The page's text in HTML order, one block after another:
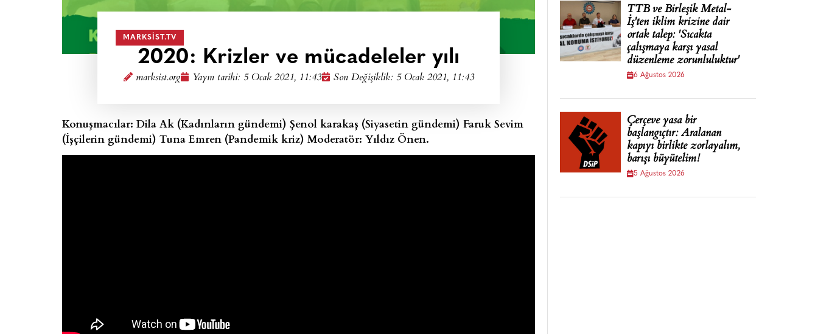
MARKSIST.TV
2020: Krizler ve mücadeleler yılı
marksist.org Yayın tarihi: 5 Ocak 2021, 11:43 Son Değişiklik: 5 Ocak 2021, 11:43
Konuşmacılar: Dila Ak (Kadınların gündemi) Şenol karakaş (Siyasetin gündemi) Faruk Sevim
(İşçilerin gündemi) Tuna Emren (Pandemik kriz) Moderatör: Yıldız Önen.
TTB ve Birleşik Metal-
İş'ten iklim krizine dair
ortak talep: 'Sıcakta
çalışmaya karşı yasal
düzenleme zorunluluktur'
6 Ağustos 2026
Çerçeve yasa bir
başlangıçtır: Aralanan
kapıyı birlikte zorlayalım,
barışı büyütelim!
5 Ağustos 2026